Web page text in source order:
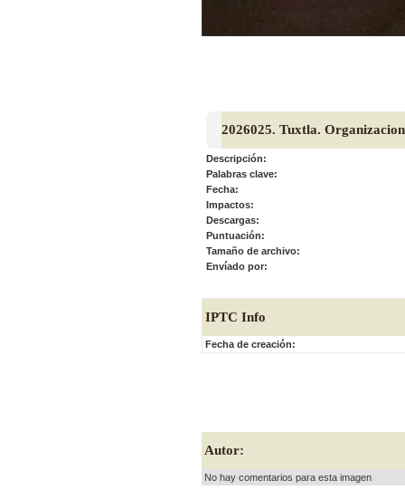
2026025. Tuxtla.
Descripción:
Palabras clave:
Fecha:
Impactos:
Descargas:
Puntuación:
Tamaño de archivo:
Envíado por:
IPTC Info
Fecha de creación:
Autor:
No hay comentarios para esta imagen